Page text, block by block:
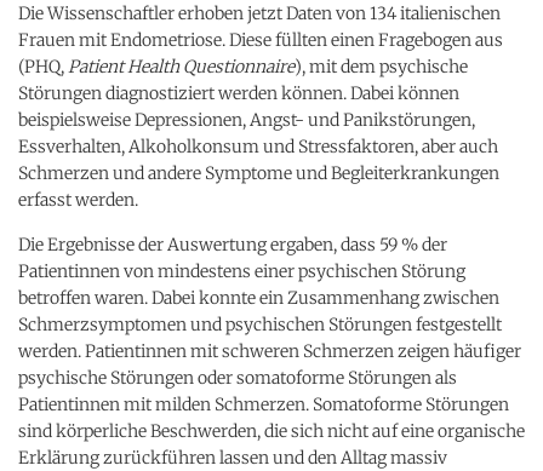
Die Wissenschaftler erhoben jetzt Daten von 134 italienischen
Frauen mit Endometriose. Diese füllten einen Fragebogen aus
(PHQ,Patient Health Questionnaire), mit dem psychische
Störungen diagnostiziert werden können. Dabei können
beispielsweise Depressionen, Angst- und Panikstörungen,
Essverhalten, Alkoholkonsum und Stressfaktoren, aber auch
Schmerzen und andere Symptome und Begleiterkrankungen
erfasst werden.
Die Ergebnisse der Auswertung ergaben, dass 59 % der
Patientinnen von mindestens einer psychischen Störung
betroffen waren. Dabei konnte ein Zusammenhang zwischen
Schmerzsymptomen und psychischen Störungen festgestellt
werden. Patientinnen mit schweren Schmerzen zeigen häufiger
psychische Störungen oder somatoforme Störungen als
Patientinnen mit milden Schmerzen. Somatoforme Störungen
sind körperliche Beschwerden, die sich nicht auf eine organische
Erklärung zurückführen lassen und den Alltag massiv